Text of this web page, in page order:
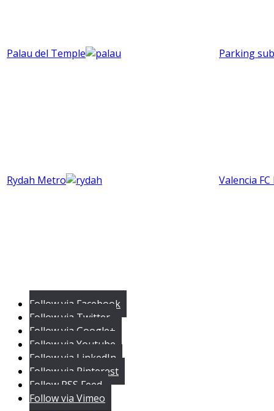
Palau del Temple Parking
Rydah Metro Valencia
Follow via Facebook
Follow via Twitter
Follow via Google+
Follow via Youtube
Follow via LinkedIn
Follow via Pinterest
Follow RSS Feed
Follow via Vimeo